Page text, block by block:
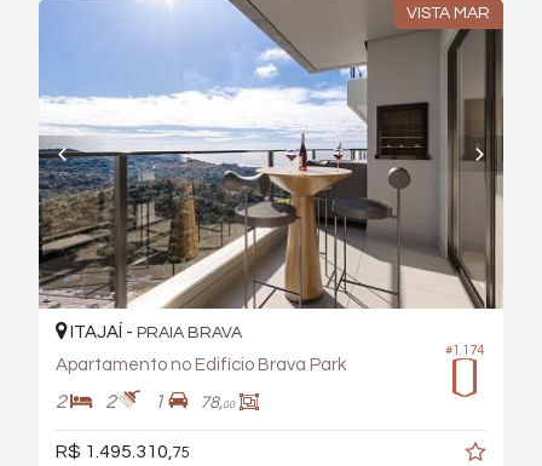
VISTA MAR
#1.174
ITAJAÍ - PRAIA BRAVA
Apartamento no Edifício Brava Park
2 2 1 78,00
R$ 1.495.310, 75